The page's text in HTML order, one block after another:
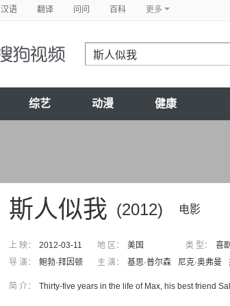
汉语 翻译 问问 百科 更多
综艺 动漫 健康
(2012) 电影
斯人似我
上 映： 2012-03-11 地 区： 美国 类 型：
喜剧
导 演：
鲍勃·拜因顿 主 演： 基思·普尔森 尼克·奥弗曼
简 介： Thirty-five years in the life of Max, his best friend